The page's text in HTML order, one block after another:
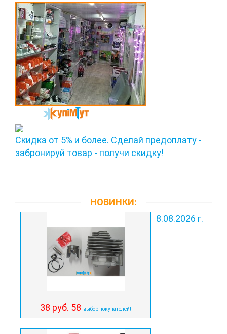
Скидка от 5% и более. Сделай предоплату -
забронируй товар - получи скидку!
НОВИНКИ:
8.08.2026 г.
38 руб. 58 выбор покупателей!